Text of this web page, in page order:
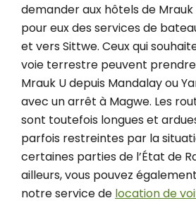
demander aux hôtels de Mrauk
pour eux des services de
et vers Sittwe. Ceux qui
voie terrestre peuvent
Mrauk U depuis Mandalay ou
avec un arrêt à Magwe. Les
sont toutefois longues et
parfois restreintes par la
certaines parties de l’État de
ailleurs, vous pouvez
notre service de location de